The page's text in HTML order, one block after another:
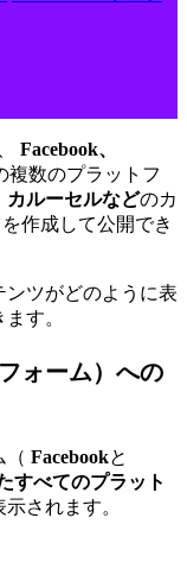
Facebook、
複数のプラットフ
カルーセルなどのカ
作成して公開でき
ツがどのように表
す。
ォーム）への
（ Facebookと
すべてのプラット
されます。